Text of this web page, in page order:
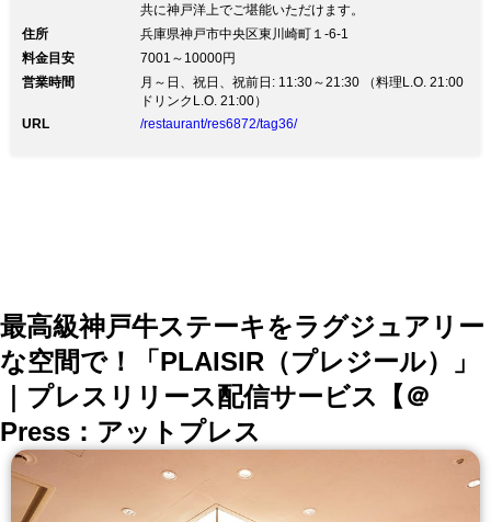
15～19：00 ※WEB上15分の設定ができ
かねる為ご予約の際は「17:00」を選択
ください。 ＜10月～3月＞16：30～18：
15 【ナイトクルーズ】所要時間：105分
(時間) ＜4月～9月＞19：30～21：30 ＜
共に神戸洋上でご堪能いただけます。
住所
兵庫県神戸市中央区東川崎町１-6-1
料金目安
7001～10000円
営業時間
月～日、祝日、祝前日: 11:30～21:30 （料理L.O. 21:00
ドリンクL.O. 21:00）
URL
/restaurant/res6872/tag36/
最高級神戸牛ステーキをラグジュアリー
な空間で！「PLAISIR（プレジール）」
｜プレスリリース配信サービス【＠
Press：アットプレス